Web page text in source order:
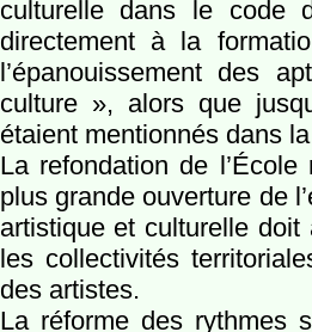
culturelle dans le code
directement à la
l’épanouissement des
culture », alors que
étaient mentionnés dans
La refondation de
plus grande ouverture de
artistique et culturelle doit
les collectivités
des artistes.
La réforme des rythmes